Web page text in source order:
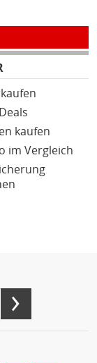
kaufen
im Vergleich